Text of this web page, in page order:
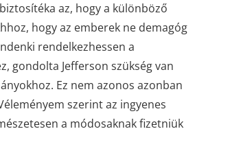
az, hogy a különböző
hogy az emberek ne demagóg
rendelkezhessen a
gondolta Jefferson szükség van
Ez nem azonos azonban
szerint az ingyenes
a módosaknak fizetniük